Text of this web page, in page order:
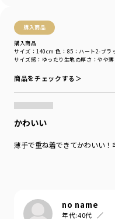
購入商品
購入商品
サイズ感 ：ゆったり 生地の厚さ ：やや
サイズ：140cm 色：85：ハート2-ブラ
商品をチェックする＞
かわいい
薄手で重ね着できてかわいい！
no name
年代:40代